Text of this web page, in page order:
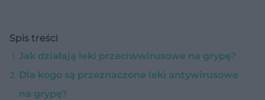
Spis treści
Jak działają leki przeciwwirusowe na grypę?
Dla kogo są przeznaczone leki antywirusowe
na grypę?